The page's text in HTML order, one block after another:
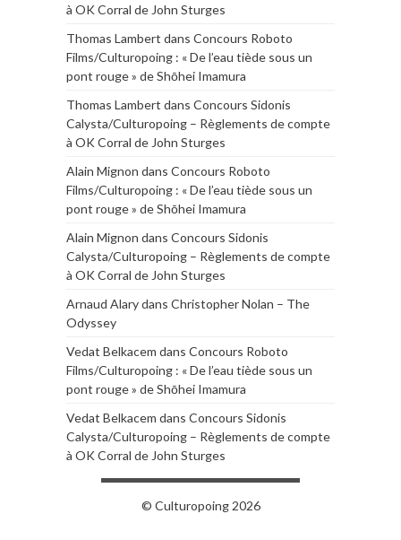
à OK Corral de John Sturges
Thomas Lambert dans Concours Roboto
Films/Culturopoing : « De l’eau tiède sous un
pont rouge » de Shōhei Imamura
Thomas Lambert dans Concours Sidonis
Calysta/Culturopoing – Règlements de compte
à OK Corral de John Sturges
Alain Mignon dans Concours Roboto
Films/Culturopoing : « De l’eau tiède sous un
pont rouge » de Shōhei Imamura
Alain Mignon dans Concours Sidonis
Calysta/Culturopoing – Règlements de compte
à OK Corral de John Sturges
Arnaud Alarydans Christopher Nolan – The
Odyssey
Vedat Belkacem dans Concours Roboto
Films/Culturopoing : « De l’eau tiède sous un
pont rouge » de Shōhei Imamura
Vedat Belkacem dans Concours Sidonis
Calysta/Culturopoing – Règlements de compte
à OK Corral de John Sturges
© Culturopoing 2026